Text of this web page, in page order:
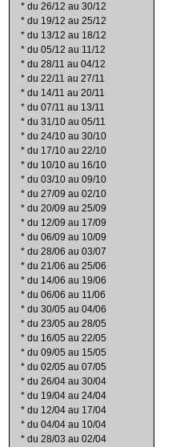
* du 26/12 au 30/12
* du 19/12 au 25/12
* du 13/12 au 18/12
* du 05/12 au 11/12
* du 28/11 au 04/12
* du 22/11 au 27/11
* du 14/11 au 20/11
* du 07/11 au 13/11
* du 31/10 au 05/11
* du 24/10 au 30/10
* du 17/10 au 22/10
* du 10/10 au 16/10
* du 03/10 au 09/10
* du 27/09 au 02/10
* du 20/09 au 25/09
* du 12/09 au 17/09
* du 06/09 au 10/09
* du 28/06 au 03/07
* du 21/06 au 25/06
* du 14/06 au 19/06
* du 06/06 au 11/06
* du 30/05 au 04/06
* du 23/05 au 28/05
* du 16/05 au 22/05
* du 09/05 au 15/05
* du 02/05 au 07/05
* du 26/04 au 30/04
* du 19/04 au 24/04
* du 12/04 au 17/04
* du 04/04 au 10/04
* du 28/03 au 02/04